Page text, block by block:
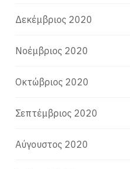
Δεκέμβριος 2020
Νοέμβριος 2020
Οκτώβριος 2020
Σεπτέμβριος 2020
Αύγουστος 2020